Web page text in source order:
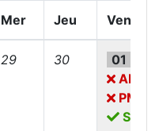
Mer Jeu Ven
29 30
01
AM
PM
S.